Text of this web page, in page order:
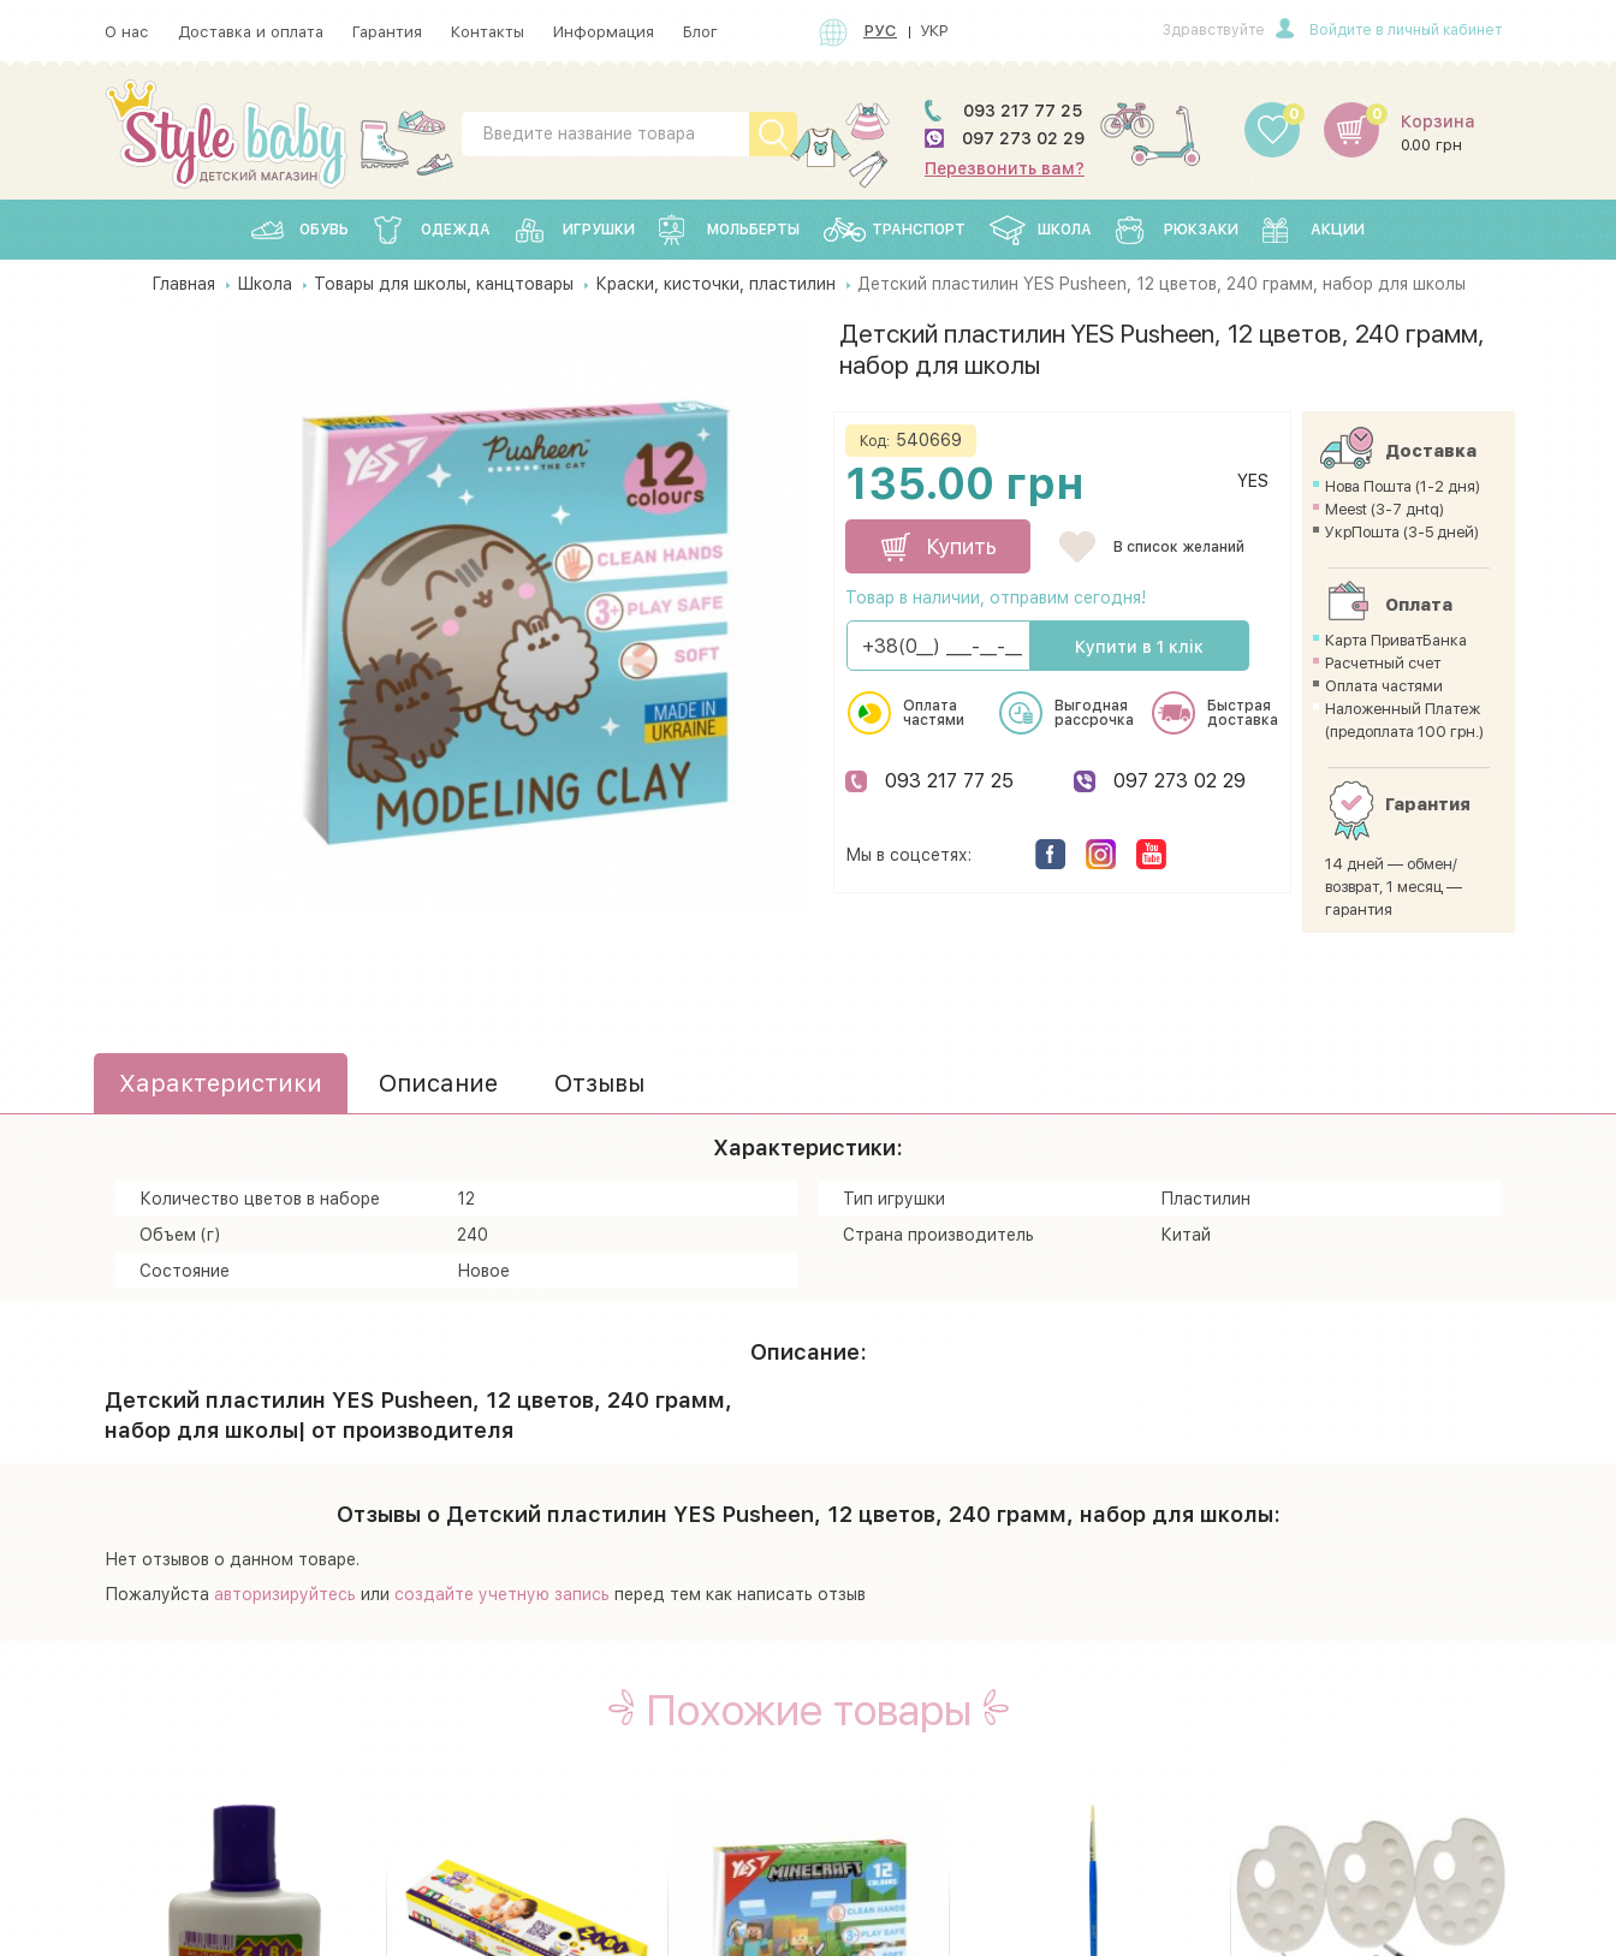
О нас Доставка и оплата Гарантия Контакты Информация Блог РУС УКР Здравствуйте Войдите в личный кабинет
093 217 77 25
097 273 02 29
Перезвонить вам?
0 Корзина
0.00 грн
0
ОБУВЬ ОДЕЖДА ИГРУШКИ МОЛЬБЕРТЫ ТРАНСПОРТ ШКОЛА РЮКЗАКИ АКЦИИ
Главная Школа Товары для школы, канцтовары Краски, кисточки, пластилин Детский пластилин YES Pusheen, 12 цветов, 240 грамм, набор для школы
Детский пластилин YES Pusheen, 12 цветов, 240 грамм,
набор для школы
Код: 540669
135.00 грн YES
Купить В список желаний
Товар в наличии, отправим сегодня!
Купити в 1 клік
Оплата
частями
Выгодная
рассрочка
Быстрая
доставка
093 217 77 25 097 273 02 29
Мы в соцсетях:
Доставка
Нова Пошта (1-2 дня)
Meest (3-7 днtq)
УкрПошта (3-5 дней)
Оплата
Карта ПриватБанка
Расчетный счет
Оплата частями
Наложенный Платеж
(предоплата 100 грн.)
Гарантия
14 дней — обмен/
возврат, 1 месяц —
гарантия
Характеристики Описание Отзывы
Характеристики:
Количество цветов в наборе
12
Объем (г)
240
Состояние
Новое
Тип игрушки
Пластилин
Страна производитель
Китай
Описание:
Детский пластилин YES Pusheen, 12 цветов, 240 грамм,
набор для школы| от производителя
Отзывы о Детский пластилин YES Pusheen, 12 цветов, 240 грамм, набор для школы:
Нет отзывов о данном товаре.
Пожалуйста авторизируйтесь или создайте учетную запись перед тем как написать отзыв
Похожие товары